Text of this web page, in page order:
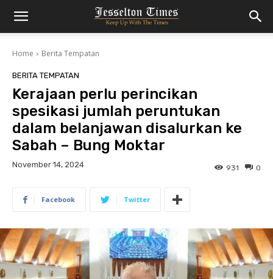
Home Berita Tempatan
BERITA TEMPATAN
Kerajaan perlu perincikan
spesikasi jumlah peruntukan
dalam belanjawan disalurkan ke
Sabah – Bung Moktar
November 14, 2024 0
931
Facebook Twitter